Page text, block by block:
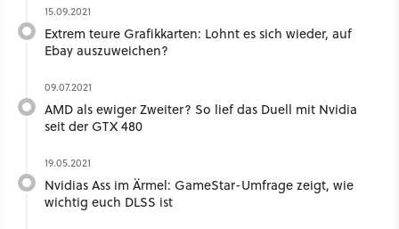
15.09.2021
Extrem teure Grafikkarten: Lohnt es sich wieder, auf
Ebay auszuweichen?
09.07.2021
AMD als ewiger Zweiter? So lief das Duell mit Nvidia
seit der GTX 480
19.05.2021
Nvidias Ass im Ärmel: GameStar-Umfrage zeigt, wie
wichtig euch DLSS ist